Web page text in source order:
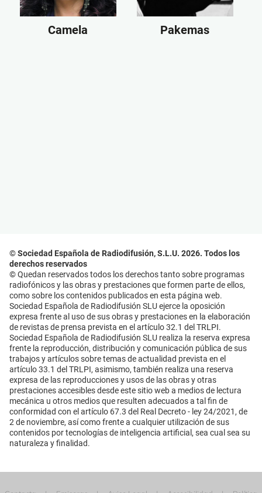
Camela Pakemas
© Sociedad Española de Radiodifusión, S.L.U. 2026. Todos los
derechos reservados
© Quedan reservados todos los derechos tanto sobre programas
radiofónicos y las obras y prestaciones que formen parte de ellos,
como sobre los contenidos publicados en esta página web.
Sociedad Española de Radiodifusión SLU ejerce la oposición
expresa frente al uso de sus obras y prestaciones en la elaboración
de revistas de prensa prevista en el artículo 32.1 del TRLPI.
Sociedad Española de Radiodifusión SLU realiza la reserva expresa
frente la reproducción, distribución y comunicación pública de sus
trabajos y artículos sobre temas de actualidad prevista en el
artículo 33.1 del TRLPI, asimismo, también realiza una reserva
expresa de las reproducciones y usos de las obras y otras
prestaciones accesibles desde este sitio web a medios de lectura
mecánica u otros medios que resulten adecuados a tal fin de
conformidad con el artículo 67.3 del Real Decreto - ley 24/2021, de
2 de noviembre, así como frente a cualquier utilización de sus
contenidos por tecnologías de inteligencia artificial, sea cual sea su
naturaleza y finalidad.